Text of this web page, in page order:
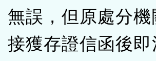
無誤，但原處分
接獲存證信函後